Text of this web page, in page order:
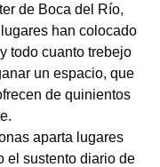
de Boca del Río,
han colocado
todo cuanto trebejo
un espacio, que
de quinientos
aparta lugares
el sustento diario de